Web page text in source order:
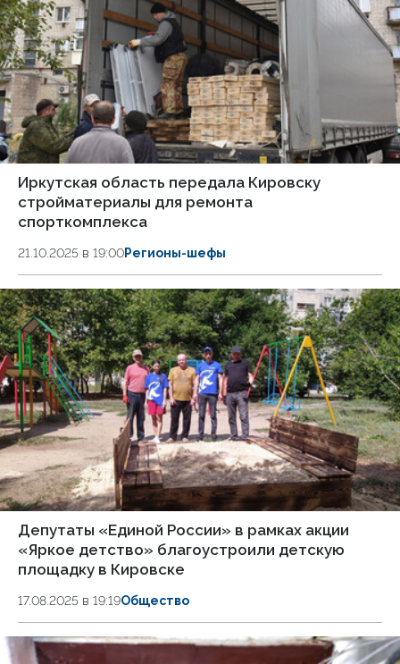
Иркутская область передала Кировску
стройматериалы для ремонта
спорткомплекса
21.10.2025 в 19:00Регионы-шефы
Депутаты «Единой России» в рамках акции
«Яркое детство» благоустроили детскую
площадку в Кировске
17.08.2025 в 19:19Общество